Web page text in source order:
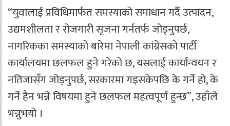
“युवालाई प्रविधिमार्फत समस्याको समाधान गर्दै उत्पादन,
उद्यमशीलता र रोजगारी सृजना गर्नतर्फ जोड्नुपर्छ,
नागरिकका समस्याको बारेमा नेपाली कांग्रेसको पार्टी
कार्यालयमा छलफल हुने गरेको छ, यसलाई कार्यान्वयन र
नतिजासँग जोड्नुपर्छ, सरकारमा गइसकेपछि के गर्ने हो, के
गर्ने हैन भन्ने विषयमा हुने छलफल महत्वपूर्ण हुन्छ”, उहाँले
भन्नुभयो ।